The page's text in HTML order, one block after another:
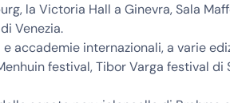
la Victoria Hall a Ginevra, Sala
Venezia.
accademie internazionali, a varie
festival, Tibor Varga festival di